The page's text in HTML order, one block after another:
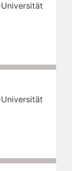
Universität
Universität